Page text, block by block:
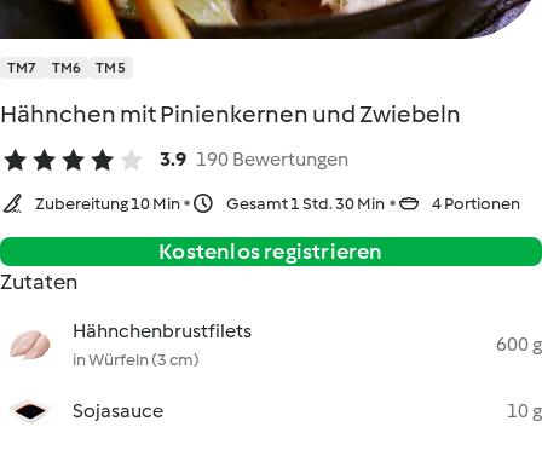
TM7 TM6 TM5
Hähnchen mit Pinienkernen und Zwiebeln
3.9 190 Bewertungen
Zubereitung 10 Min Gesamt 1 Std. 30 Min 4 Portionen
Kostenlos registrieren
Zutaten
Hähnchenbrustfilets
in Würfeln (3 cm)
600 g
Sojasauce 10 g